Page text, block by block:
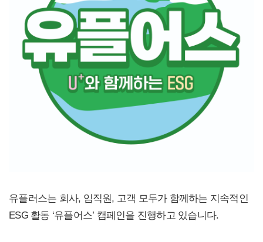
유플러스는 회사, 임직원, 고객 모두가 함께하는 지속적인
ESG 활동 ‘유플어스’ 캠페인을 진행하고 있습니다.